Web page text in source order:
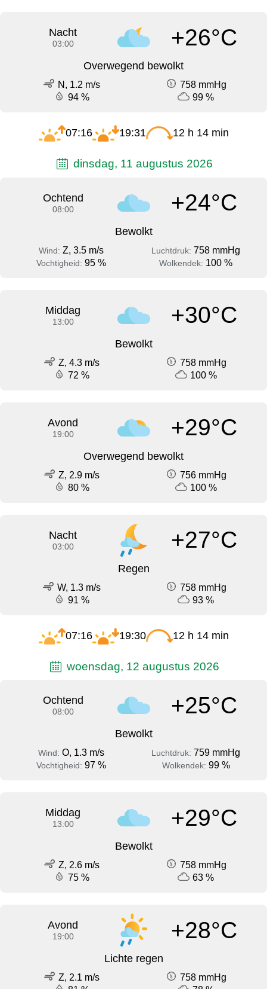
Nacht
03:00 +26°C
Overwegend bewolkt
N, 1.2 m/s
758 mmHg
94 %
99 %
07:16 19:31 12 h 14 min
dinsdag, 11 augustus 2026
Ochtend
08:00 +24°C
Bewolkt
Wind: Z, 3.5 m/s Luchtdruk: 758 mmHg
Vochtigheid: 95 % Wolkendek: 100 %
Middag
13:00 +30°C
Bewolkt
Z, 4.3 m/s
758 mmHg
72 %
100 %
Avond
19:00 +29°C
Overwegend bewolkt
Z, 2.9 m/s
756 mmHg
80 %
100 %
Nacht
03:00 +27°C
Regen
W, 1.3 m/s
758 mmHg
91 %
93 %
07:16 19:30 12 h 14 min
woensdag, 12 augustus 2026
Ochtend
08:00 +25°C
Bewolkt
Wind: O, 1.3 m/s Luchtdruk: 759 mmHg
Vochtigheid: 97 % Wolkendek: 99 %
Middag
13:00 +29°C
Bewolkt
Z, 2.6 m/s
758 mmHg
75 %
63 %
Avond
19:00 +28°C
Lichte regen
Z, 2.1 m/s
758 mmHg